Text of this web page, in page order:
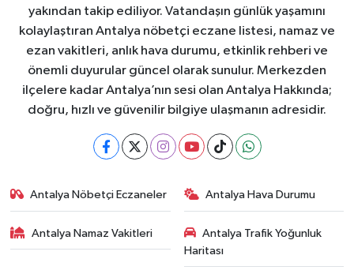
yakından takip ediliyor. Vatandaşın günlük yaşamını
kolaylaştıran Antalya nöbetçi eczane listesi, namaz ve
ezan vakitleri, anlık hava durumu, etkinlik rehberi ve
önemli duyurular güncel olarak sunulur. Merkezden
ilçelere kadar Antalya’nın sesi olan Antalya Hakkında;
doğru, hızlı ve güvenilir bilgiye ulaşmanın adresidir.
Antalya Nöbetçi Eczaneler Antalya Hava Durumu
Antalya Namaz Vakitleri
Antalya Trafik Yoğunluk
Haritası